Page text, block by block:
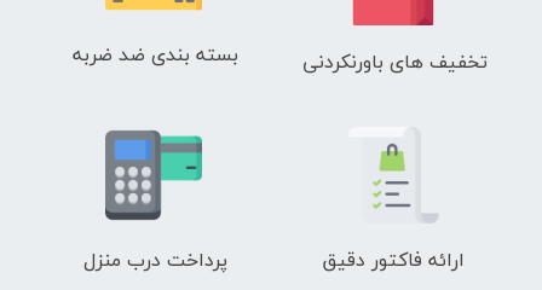
تخفیف های باورنکردنی بسته بندی ضد ضربه
ارائه فاکتور دقیق پرداخت درب منزل